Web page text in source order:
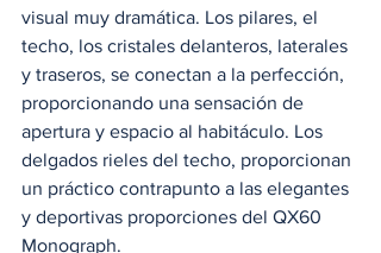
visual muy dramática. Los pilares, el
techo, los cristales delanteros, laterales
y traseros, se conectan a la perfección,
proporcionando una sensación de
apertura y espacio al habitáculo. Los
delgados rieles del techo, proporcionan
un práctico contrapunto a las elegantes
y deportivas proporciones del QX60
Monograph.